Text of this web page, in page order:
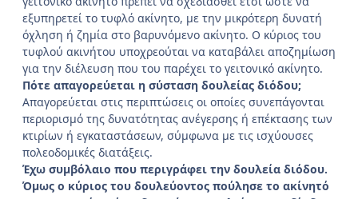
εξυπηρετεί το τυφλό ακίνητο, με την μικρότερη δυνατή
όχληση ή ζημία στο βαρυνόμενο ακίνητο. Ο κύριος του
τυφλού ακινήτου υποχρεούται να καταβάλει αποζημίωση
για την διέλευση που του παρέχει το γειτονικό ακίνητο.
Πότε απαγορεύεται η σύσταση δουλείας διόδου;
Απαγορεύεται στις περιπτώσεις οι οποίες συνεπάγονται
περιορισμό της δυνατότητας ανέγερσης ή επέκτασης των
κτιρίων ή εγκαταστάσεων, σύμφωνα με τις ισχύουσες
πολεοδομικές διατάξεις.
Έχω συμβόλαιο που περιγράφει την δουλεία διόδου.
Όμως ο κύριος του δουλεύοντος πούλησε το ακίνητό